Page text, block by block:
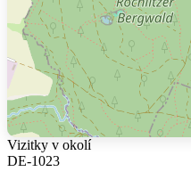
Vizitky v okolí
DE-1023